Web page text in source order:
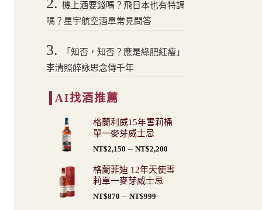
機上酒要錢嗎？飛日本也有特調
嗎？星宇航空酒單常見問答
3.
「知否，知否？應是綠肥紅瘦」
李清照醉詠思念傳千年
AI找酒推薦
格蘭利威15年雪莉桶
單一麥芽威士忌
NT$2,150 – NT$2,200價
範
格蘭菲迪 12年天使雪
莉單一麥芽威士忌
NT$870 – NT$999價